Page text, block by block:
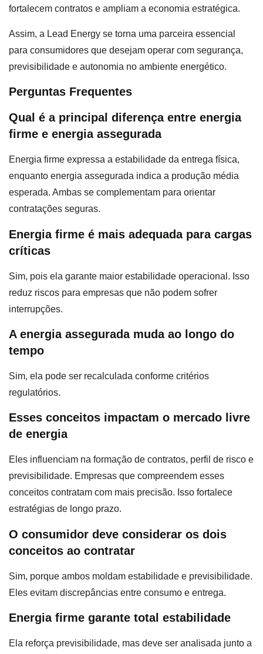
fortalecem contratos e ampliam a economia estratégica.
Assim, a Lead Energy se torna uma parceira essencial
para consumidores que desejam operar com segurança,
previsibilidade e autonomia no ambiente energético.
Perguntas Frequentes
Qual é a principal diferença entre energia
firme e energia assegurada
Energia firme expressa a estabilidade da entrega física,
enquanto energia assegurada indica a produção média
esperada. Ambas se complementam para orientar
contratações seguras.
Energia firme é mais adequada para cargas
críticas
Sim, pois ela garante maior estabilidade operacional. Isso
reduz riscos para empresas que não podem sofrer
interrupções.
A energia assegurada muda ao longo do
tempo
Sim, ela pode ser recalculada conforme critérios
regulatórios.
Esses conceitos impactam o mercado livre
de energia
Eles influenciam na formação de contratos, perfil de risco e
previsibilidade. Empresas que compreendem esses
conceitos contratam com mais precisão. Isso fortalece
estratégias de longo prazo.
O consumidor deve considerar os dois
conceitos ao contratar
Sim, porque ambos moldam estabilidade e previsibilidade.
Eles evitam discrepâncias entre consumo e entrega.
Energia firme garante total estabilidade
Ela reforça previsibilidade, mas deve ser analisada junto a